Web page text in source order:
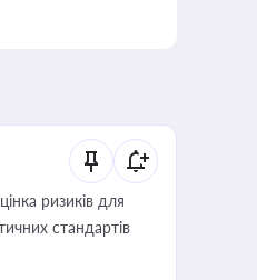
ризиків для
стандартів